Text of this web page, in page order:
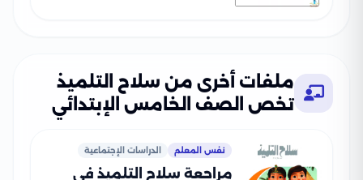
ملفات أخرى من سلاح التلميذ
تخص الصف الخامس الإبتدائي
نفس المعلم الدراسات الإجتماعية
مراجعة سلاح التلميذ في